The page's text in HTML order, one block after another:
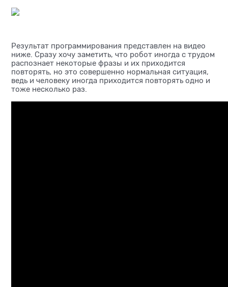
Результат программирования представлен на видео
ниже. Сразу хочу заметить, что робот иногда с трудом
распознает некоторые фразы и их приходится
повторять, но это совершенно нормальная ситуация,
ведь и человеку иногда приходится повторять одно и
тоже несколько раз.